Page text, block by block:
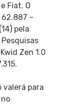
Fiat. O
62.887 –
pela
Zen 1.0
valerá para